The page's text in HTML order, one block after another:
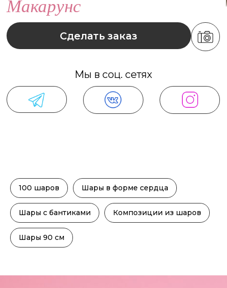
100 шаров Шары в форме сердца
Шары с бантиками Композиции из шаров
Шары 90 см